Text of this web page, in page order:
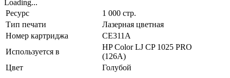
Loading...
Ресурс
1 000 стр.
Тип печати
Лазерная цветная
Номер картриджа
CE311A
Используется в
HP Color LJ CP 1025 PRO
(126A)
Цвет
Голубой